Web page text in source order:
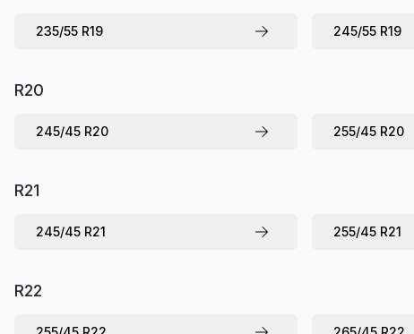
235/55 R19 245/55 R19
R20
245/45 R20 255/45 R20
R21
245/45 R21 255/45 R21
R22